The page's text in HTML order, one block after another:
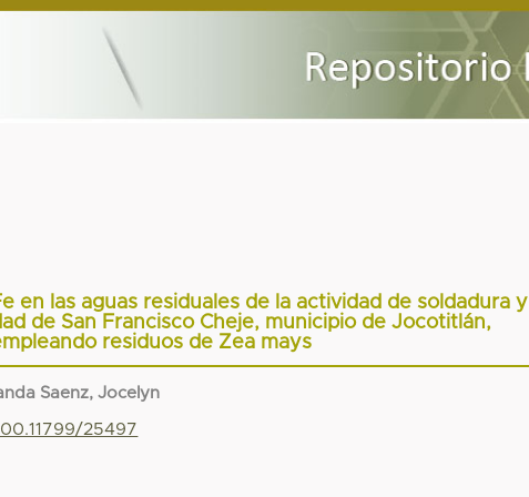
en las aguas residuales de la actividad de soldadura y
de San Francisco Cheje, municipio de Jocotitlán,
residuos de Zea mays
Saenz, Jocelyn
25497